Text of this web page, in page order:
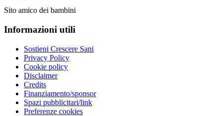
Sito amico dei bambini
Informazioni utili
Sostieni Crescere Sani
Privacy Policy
Cookie policy
Disclaimer
Credits
Finanziamento/sponsor
Spazi pubblicitari/link
Preferenze cookies